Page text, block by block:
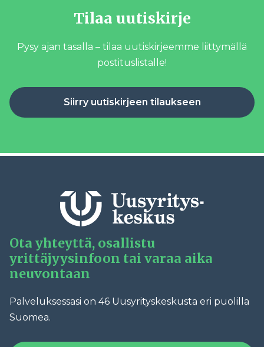
Tilaa uutiskirje
Pysy ajan tasalla – tilaa uutiskirjeemme liittymällä
postituslistalle!
Siirry uutiskirjeen tilaukseen
Ota yhteyttä, osallistu
yrittäjyysinfoon tai varaa aika
neuvontaan
Palveluksessasi on 46 Uusyrityskeskusta eri puolilla
Suomea.